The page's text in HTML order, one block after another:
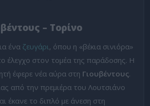
– Τορίνο
ένα ζευγάρι, όπου η «βέκια σινιόρα»
έλεγχο στον τομέα της παράδοσης. Η
έφερε νέα αύρα στη Γιουβέντους.
από την πρεμιέρα του Λουτσιάνο
έκανε το διπλό με άνεση στη